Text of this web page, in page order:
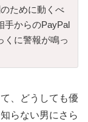
ために動くべ
手からのPayPal
に警報が鳴っ
、どうしても優
らない男にさら